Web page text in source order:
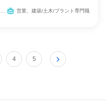
営業、建築/土木/プラント専門職
4 5